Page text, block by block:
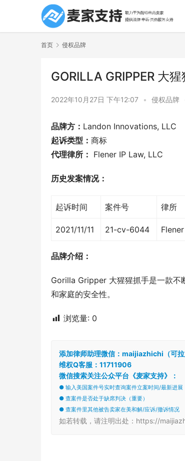
首页 侵权品牌
GORILLA GRIPPER 大
2022年10月27日 下午12:07 • 侵权品牌
品牌方： Landon Innovations, LLC
起诉类型： 商标
代理律所： Flener IP Law, LLC
历史发案情况：
起诉时间 案件号 律所
2021/11/11 21-cv-6044
品牌介绍：
Gorilla Gripper 大猩猩抓手是一款不
和家庭的安全性。
浏览量: 0
添加律师助理微信：maijiazhichi（可拉
维权Q客服：11711906
微信搜索关注公众平台《麦家支持》：
● 输入美国案件号实时查询案件立案时间/最新进展
● 查案件是否处于缺席判决（重要）
● 查案件里其他被告卖家在美和解/应诉/撤诉情况
如若转载，请注明出处：https://